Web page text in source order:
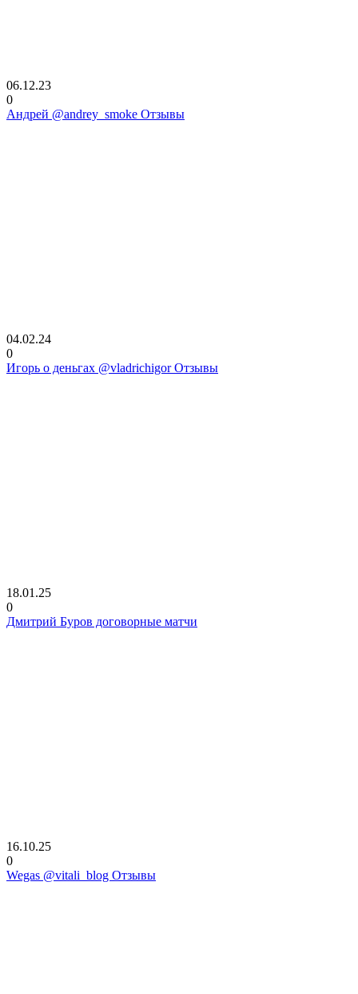
06.12.23
0
Андрей @andrey_smoke Отзывы
04.02.24
0
Игорь о деньгах @vladrichigor Отзывы
18.01.25
0
Дмитрий Буров договорные матчи
16.10.25
0
Wegas @vitali_blog Отзывы